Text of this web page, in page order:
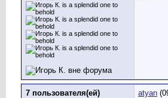
7 пользователя(ей)
atyan